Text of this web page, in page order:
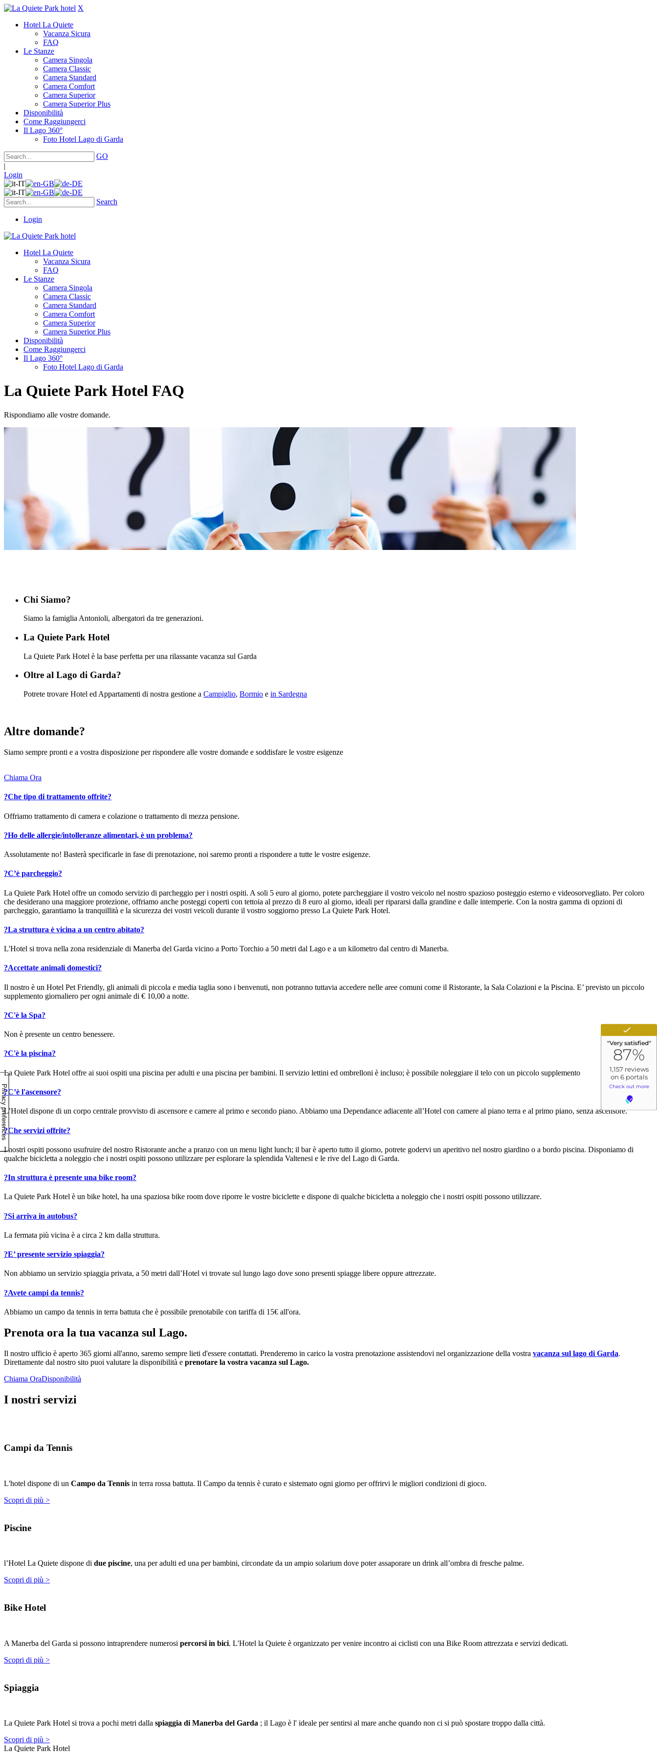
X
Hotel La Quiete
Vacanza Sicura
FAQ
Le Stanze
Camera Singola
Camera Classic
Camera Standard
Camera Comfort
Camera Superior
Camera Superior Plus
Disponibilità
Come Raggiungerci
Il Lago 360°
Foto Hotel Lago di Garda
GO
|
Login
Search
Login
Hotel La Quiete
Vacanza Sicura
FAQ
Le Stanze
Camera Singola
Camera Classic
Camera Standard
Camera Comfort
Camera Superior
Camera Superior Plus
Disponibilità
Come Raggiungerci
Il Lago 360°
Foto Hotel Lago di Garda
La Quiete Park Hotel FAQ
Rispondiamo alle vostre domande.
Chi Siamo?
Siamo la famiglia Antonioli, albergatori da tre generazioni.
La Quiete Park Hotel
La Quiete Park Hotel è la base perfetta per una rilassante vacanza sul Garda
Oltre al Lago di Garda?
Potrete trovare Hotel ed Appartamenti di nostra gestione a Campiglio, Bormio e in Sardegna
Altre domande?
Siamo sempre pronti e a vostra disposizione per rispondere alle vostre domande e soddisfare le vostre esigenze
Chiama Ora
?Che tipo di trattamento offrite?
Offriamo trattamento di camera e colazione o trattamento di mezza pensione.
?Ho delle allergie/intolleranze alimentari, è un problema?
Assolutamente no! Basterà specificarle in fase di prenotazione, noi saremo pronti a rispondere a tutte le vostre esigenze.
?C’è parcheggio?
La Quiete Park Hotel offre un comodo servizio di parcheggio per i nostri ospiti. A soli 5 euro al giorno, potete parcheggiare il vostro veicolo nel nostro spazioso posteggio esterno e videosorvegliato. Per coloro
che desiderano una maggiore protezione, offriamo anche posteggi coperti con tettoia al prezzo di 8 euro al giorno, ideali per ripararsi dalla grandine e dalle intemperie. Con la nostra gamma di opzioni di
parcheggio, garantiamo la tranquillità e la sicurezza dei vostri veicoli durante il vostro soggiorno presso La Quiete Park Hotel.
?La struttura è vicina a un centro abitato?
L'Hotel si trova nella zona residenziale di Manerba del Garda vicino a Porto Torchio a 50 metri dal Lago e a un kilometro dal centro di Manerba.
?Accettate animali domestici?
Il nostro è un Hotel Pet Friendly, gli animali di piccola e media taglia sono i benvenuti, non potranno tuttavia accedere nelle aree comuni come il Ristorante, la Sala Colazioni e la Piscina. E’ previsto un piccolo
supplemento giornaliero per ogni animale di € 10,00 a notte.
?C'è la Spa?
Non è presente un centro benessere.
?C'è la piscina?
La Quiete Park Hotel offre ai suoi ospiti una piscina per adulti e una piscina per bambini. Il servizio lettini ed ombrelloni è incluso; è possibile noleggiare il telo con un piccolo supplemento
?C’è l'ascensore?
L’Hotel dispone di un corpo centrale provvisto di ascensore e camere al primo e secondo piano. Abbiamo una Dependance adiacente all’Hotel con camere al piano terra e al primo piano, senza ascensore.
?Che servizi offrite?
I nostri ospiti possono usufruire del nostro Ristorante anche a pranzo con un menu light lunch; il bar è aperto tutto il giorno, potrete godervi un aperitivo nel nostro giardino o a bordo piscina. Disponiamo di
qualche bicicletta a noleggio che i nostri ospiti possono utilizzare per esplorare la splendida Valtenesi e le rive del Lago di Garda.
?In struttura è presente una bike room?
La Quiete Park Hotel è un bike hotel, ha una spaziosa bike room dove riporre le vostre biciclette e dispone di qualche bicicletta a noleggio che i nostri ospiti possono utilizzare.
?Si arriva in autobus?
La fermata più vicina è a circa 2 km dalla struttura.
?E’ presente servizio spiaggia?
Non abbiamo un servizio spiaggia privata, a 50 metri dall’Hotel vi trovate sul lungo lago dove sono presenti spiagge libere oppure attrezzate.
?Avete campi da tennis?
Abbiamo un campo da tennis in terra battuta che è possibile prenotabile con tariffa di 15€ all'ora.
Prenota ora la tua vacanza sul Lago.
Il nostro ufficio è aperto 365 giorni all'anno, saremo sempre lieti d'essere contattati. Prenderemo in carico la vostra prenotazione assistendovi nel organizzazione della vostra vacanza sul lago di Garda.
Direttamente dal nostro sito puoi valutare la disponibilità e prenotare la vostra vacanza sul Lago.
Chiama OraDisponibilità
I nostri servizi
Campi da Tennis
L'hotel dispone di un Campo da Tennis in terra rossa battuta. Il Campo da tennis è curato e sistemato ogni giorno per offrirvi le migliori condizioni di gioco.
Scopri di più >
Piscine
l’Hotel La Quiete dispone di due piscine, una per adulti ed una per bambini, circondate da un ampio solarium dove poter assaporare un drink all’ombra di fresche palme.
Scopri di più >
Bike Hotel
A Manerba del Garda si possono intraprendere numerosi percorsi in bici. L'Hotel la Quiete è organizzato per venire incontro ai ciclisti con una Bike Room attrezzata e servizi dedicati.
Scopri di più >
Spiaggia
La Quiete Park Hotel si trova a pochi metri dalla spiaggia di Manerba del Garda ; il Lago è l' ideale per sentirsi al mare anche quando non ci si può spostare troppo dalla città.
Scopri di più >
La Quiete Park Hotel